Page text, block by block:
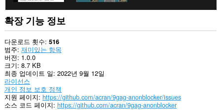
확장 기능 정보
다운로드 횟수 516
범주 재미있는 항목
버전 1.0.0
크기 8.7 KB
최종 업데이트 일 2022년 9월 12일
라이선스
개인 정보 보호 정책
지원 페이지 https://github.com/acran/9gag-anonblocker/issues
소스 코드 페이지 https://github.com/acran/9gag-anonblocker